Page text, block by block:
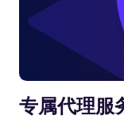
专属代理服